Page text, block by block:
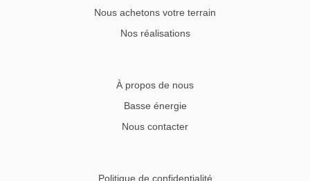
Nous achetons votre terrain
Nos réalisations
À propos de nous
Basse énergie
Nous contacter
Politique de confidentialité